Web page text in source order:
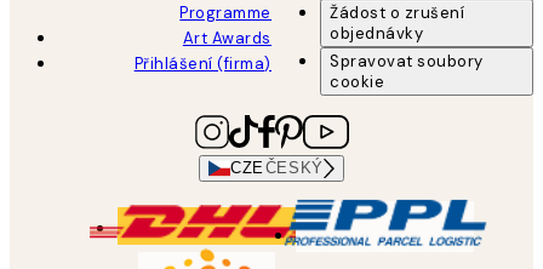
Programme
Art Awards
Přihlášení (firma)
Žádost o zrušení
objednávky
Spravovat soubory
cookie
CZEČESKÝ